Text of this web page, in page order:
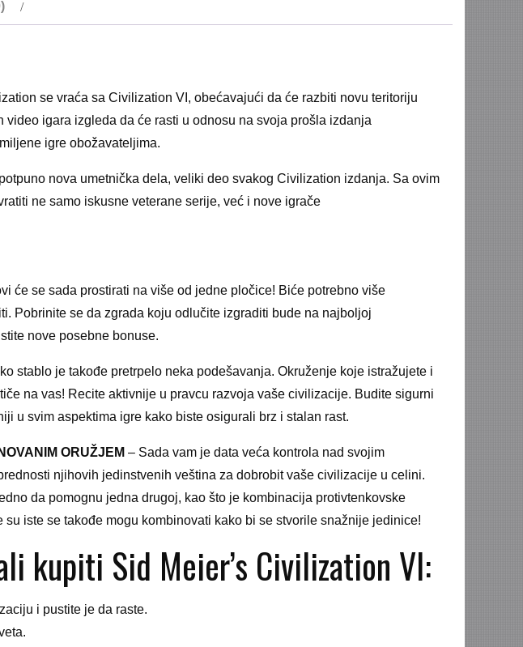
se vraća sa Civilization VI, obećavajući da će razbiti novu teritoriju
video igara izgleda da će rasti u odnosu na svoja prošla izdanja
igre obožavateljima.
nova umetnička dela, veliki deo svakog Civilization izdanja. Sa ovim
ne samo iskusne veterane serije, već i nove igrače
će se sada prostirati na više od jedne pločice! Biće potrebno više
Pobrinite se da zgrada koju odlučite izgraditi bude na najboljoj
nove posebne bonuse.
stablo je takođe pretrpelo neka podešavanja. Okruženje koje istražujete i
na vas! Recite aktivnije u pravcu razvoja vaše civilizacije. Budite sigurni
u svim aspektima igre kako biste osigurali brz i stalan rast.
ORUŽJEM – Sada vam je data veća kontrola nad svojim
njihovih jedinstvenih veština za dobrobit vaše civilizacije u celini.
da pomognu jedna drugoj, kao što je kombinacija protivtenkovske
iste se takođe mogu kombinovati kako bi se stvorile snažnije jedinice!
kupiti Sid Meier’s Civilization VI:
i pustite je da raste.